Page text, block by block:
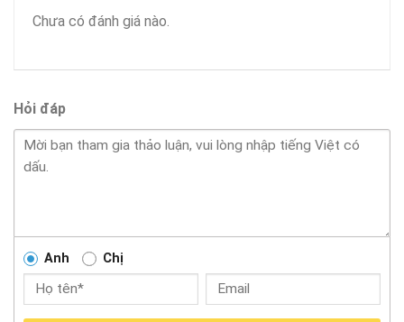
Chưa có đánh giá nào.
Hỏi đáp
Anh Chị